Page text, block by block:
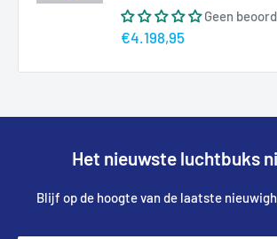
Geen
Actieprijs
€4.198,95
Het nieuwste luchtbuks
Blijf op de hoogte van de laatste